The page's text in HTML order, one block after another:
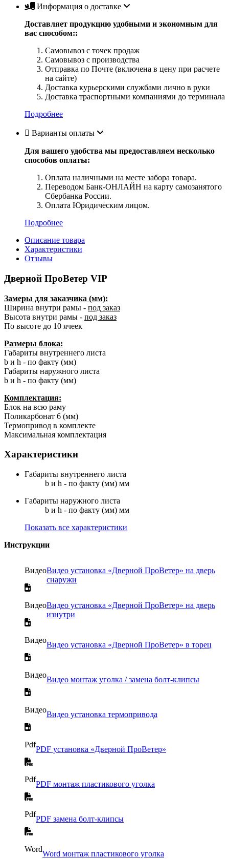
Информация о доставке
Доставляет продукцию удобными и экономным для
вас способом::
Самовывоз с точек продаж
Самовывоз с производства
Отправка по Почте (включена в цену при расчете
на сайте)
Доставка курьерскими службами лично в руки
Доставка траспортными компаниями до терминала
Подробнее
Варианты оплаты
Для вашего удобства мы предоставляем несколько
способов оплаты:
Оплата наличными на месте забора товара.
Переводом Банк-ОНЛАЙН на карту самозанятого
Сбербанка России.
Оплата Юридическим лицом.
Подробнее
Описание товара
Характеристики
Отзывы
Дверной ПроВетер VIP
Замеры для заказчика (мм):
Ширина внутри рамы - под заказ
Высота внутри рамы - под заказ
По высоте до 10 ячеек
Размеры блока:
Габариты внутреннего листа
b и h - по факту (мм)
Габариты наружного листа
b и h - по факту (мм)
Комплектация:
Блок на всю раму
Поликарбонат 6 (мм)
Термопривод в комплекте
Максимальная комплектация
Характеристики
Габариты внутреннего листа
b и h - по факту (мм) мм
Габариты наружного листа
b и h - по факту (мм) мм
Показать все характеристики
Инструкции
ВидеоВидео установка «Дверной ПроВетер» на дверь
снаружи
ВидеоВидео установка «Дверной ПроВетер» на дверь
изнутри
Видео
Видео установка «Дверной ПроВетер» в торец
Видео
Видео монтаж уголка / замена болт-клипсы
Видео
Видео установка термопривода
Pdf
PDF установка «Дверной ПроВетер»
Pdf
PDF монтаж пластикового уголка
Pdf
PDF замена болт-клипсы
Word
Word монтаж пластикового уголка